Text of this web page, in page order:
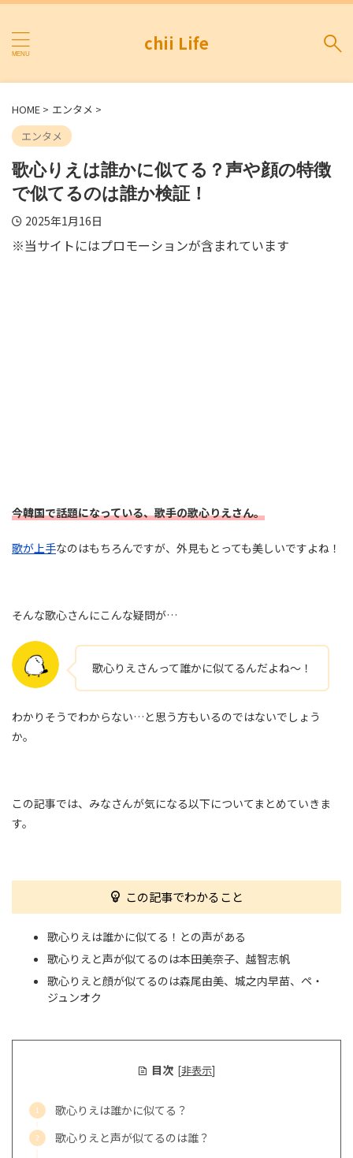
chii Life
HOME > エンタメ >
エンタメ
歌心りえは誰かに似てる？声や顔の特徴
で似てるのは誰か検証！
2025年1月16日
※当サイトにはプロモーションが含まれています
今韓国で話題になっている、歌手の歌心りえさん。
歌が上手なのはもちろんですが、外見もとっても美しいですよね！
そんな歌心さんにこんな疑問が…
歌心りえさんって誰かに似てるんだよね～！
わかりそうでわからない…と思う方もいるのではないでしょう
か。
この記事では、みなさんが気になる以下についてまとめていきま
す。
この記事でわかること
歌心りえは誰かに似てる！との声がある
歌心りえと声が似てるのは本田美奈子、越智志帆
歌心りえと顔が似てるのは森尾由美、城之内早苗、ペ・
ジュンオク
目次 [非表示]
歌心りえは誰かに似てる？
歌心りえと声が似てるのは誰？